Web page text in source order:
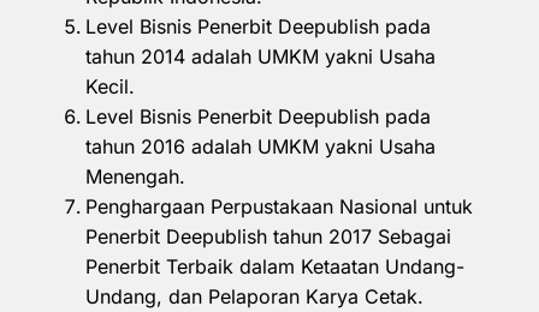
Level Bisnis Penerbit Deepublish pada
tahun 2014 adalah UMKM yakni Usaha
Kecil.
Level Bisnis Penerbit Deepublish pada
tahun 2016 adalah UMKM yakni Usaha
Menengah.
Penghargaan Perpustakaan Nasional untuk
Penerbit Deepublish tahun 2017 Sebagai
Penerbit Terbaik dalam Ketaatan Undang-
Undang, dan Pelaporan Karya Cetak.